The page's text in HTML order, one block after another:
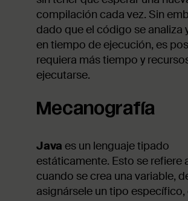
compilación cada vez. Sin
dado que el código se analiza
en tiempo de ejecución, es
requiera más tiempo y
ejecutarse.
Mecanografía
Java es un lenguaje tipado
estáticamente. Esto se refiere
cuando se crea una variable,
asignársele un tipo